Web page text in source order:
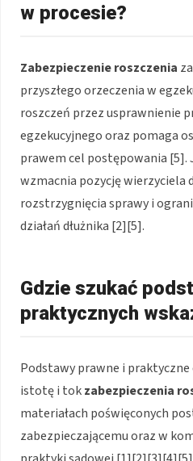
w procesie?
Zabezpieczenie roszczenia
przyszłego orzeczenia w
roszczeń przez usprawnienie
egzekucyjnego oraz pomaga
prawem cel postępowania [5].
wzmacnia pozycję wierzyciela
rozstrzygnięcia sprawy i
działań dłużnika [2][5].
Gdzie szukać
praktycznych
Podstawy prawne i
istotę i tokzabezpieczenia
materiałach poświęconych
zabezpieczającemu oraz w